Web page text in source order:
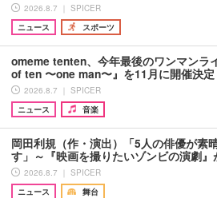
2026.8.7 ｜ SPICER
ニュース
スポーツ
omeme tenten、今年最後のワンマンラ
of ten 〜one man〜』を11月に開催決定
2026.8.7 ｜ SPICER
ニュース
音楽
岡田利規（作・演出）「5人の俳優が素
す」～『映画を撮りたいゾンビの演劇
2026.8.7 ｜ SPICER
ニュース
舞台